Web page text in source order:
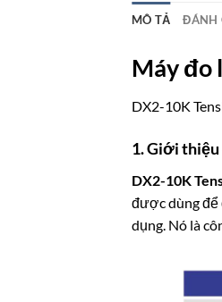
MÔ TẢ ĐÁNH
Máyđo
DX2-10K
1. Giới thiệu
DX2-10K
được dùng để
dụng. Nó là